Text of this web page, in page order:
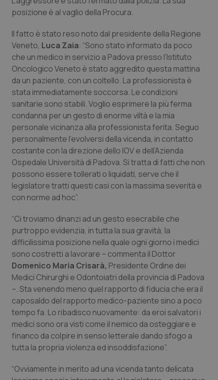
Lombardia
Marche
Molise
Piemonte
Provincia Autonoma di Bolzano
Provincia Autonoma di Trento
Puglia
Sardegna
Toscana
Umbria
Valle D’Aosta
Veneto
Dolore
Donna & Salute
Epatiti
HIV
Infezioni & Febbre
Ipertensione & Scompenso
Malattie rare
Malattia di Crohn & Rettocolite Ulcerosa
Obesità
Oftalmologia
Oncodermatologia
Oncoematologia
Oncologia & Nutrizione
posizione è al vaglio della Procura.
Il fatto è stato reso noto dal presidente della Regione
Veneto, Luca Zaia: “Sono stato informato da poco
che un medico in servizio a Padova presso l’Istituto
Oncologico Veneto è stato aggredito questa mattina
da un paziente, con un coltello. La professionista è
stata immediatamente soccorsa. Le condizioni
sanitarie sono stabili. Voglio esprimere la più ferma
condanna per un gesto di enorme viltà e la mia
personale vicinanza alla professionista ferita. Seguo
personalmente l’evolversi della vicenda, in contatto
costante con la direzione dello IOV e dell’Azienda
Ospedale Università di Padova. Si tratta di fatti che non
possono essere tollerati o liquidati, serve che il
legislatore tratti questi casi con la massima severità e
con norme ad hoc”.
“Ci troviamo dinanzi ad un gesto esecrabile che
purtroppo evidenzia, in tutta la sua gravità, la
difficilissima posizione nella quale ogni giorno i medici
sono costretti a lavorare – commenta il Dottor
Domenico Maria Crisarà, Presidente Ordine dei
Medici Chirurghi e Odontoiatri della provincia di Padova
–. Sta venendo meno quel rapporto di fiducia che era il
caposaldo del rapporto medico-paziente sino a poco
tempo fa. Lo ribadisco nuovamente: da eroi salvatori i
medici sono ora visti come il nemico da osteggiare e
financo da colpire in senso letterale dando sfogo a
tutta la propria violenza ed insoddisfazione”.
“Ovviamente in merito ad una vicenda tanto delicata